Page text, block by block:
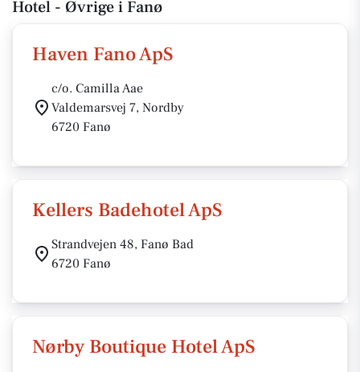
Hotel - Øvrige i Fanø
Haven Fano ApS
c/o. Camilla Aae
Valdemarsvej 7, Nordby
6720 Fanø
Kellers Badehotel ApS
Strandvejen 48, Fanø Bad
6720 Fanø
Nørby Boutique Hotel ApS